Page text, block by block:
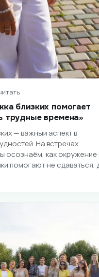
близких помогает
трудные времена»
— важный аспект в
На встречах
осознаём, как окружение
помогают не сдаваться,